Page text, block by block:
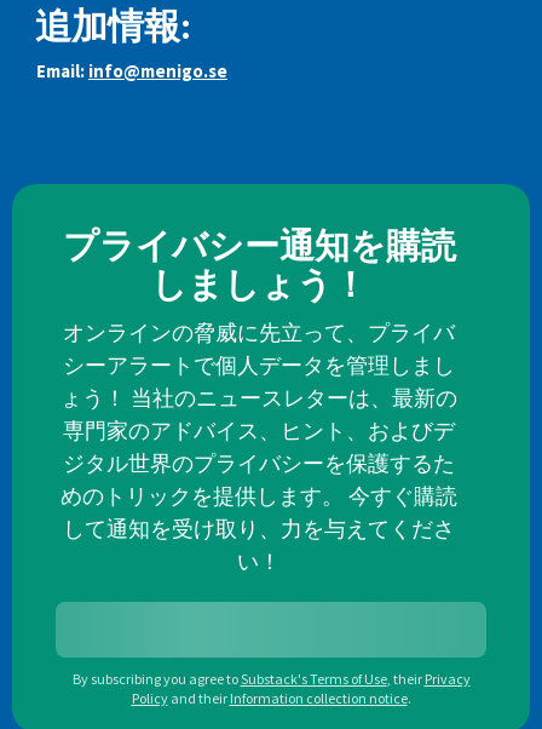
追加情報:
Email: info@menigo.se
プライバシー通知を購読
しましょう！
オンラインの脅威に先立って、プライバ
シーアラートで個人データを管理しまし
ょう！ 当社のニュースレターは、最新の
専門家のアドバイス、ヒント、およびデ
ジタル世界のプライバシーを保護するた
めのトリックを提供します。 今すぐ購読
して通知を受け取り、力を与えてくださ
い！
By subscribing you agree toSubstack's Terms of Use, their Privacy
Policy and their Information collection notice.